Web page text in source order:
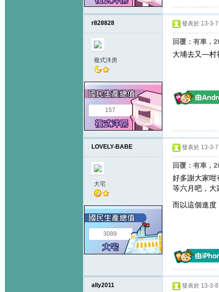
r828828
複式洋房
157
發表於 13-3-
回覆：有車，
大埔去又—村
LOVELY-BABE
大宅
3089
發表於 13-3-
回覆：有車，
好多謝大家咁
等六月吧，大
而以這個進度
ally2011 發表於 13-3-